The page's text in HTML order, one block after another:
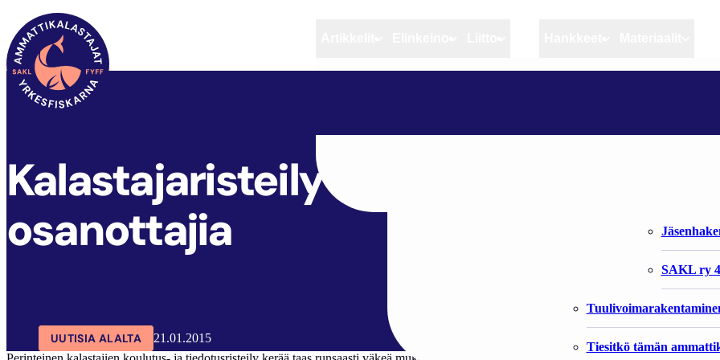
Artikkelit Elinkeino
Rannikko ja
Elinkeinokalatalouden
Kalat ja kalatalous
Vahinkoeläimet
Tiesitkö tämän
Liitto
Liiton
SAKL ry
SAKL ARTIKKELIT
Kalastajaristeily kerää taas paljon
osanottajia
UUTISIA ALALTA
21.01.2015